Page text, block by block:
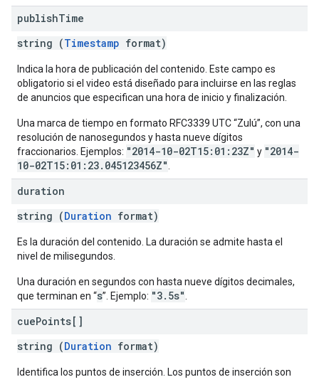
publishTime
string (Timestamp format)
Indica la hora de publicación del contenido. Este campo es
obligatorio si el video está diseñado para incluirse en las reglas
de anuncios que especifican una hora de inicio y finalización.
Una marca de tiempo en formato RFC3339 UTC “Zulú”, con una
resolución de nanosegundos y hasta nueve dígitos
fraccionarios. Ejemplos: "2014-10-02T15:01:23Z" y "2014-
10-02T15:01:23.045123456Z"
duration
string (Duration format)
Es la duración del contenido. La duración se admite hasta el
nivel de milisegundos.
Una duración en segundos con hasta nueve dígitos decimales,
que terminan en “s”. Ejemplo: "3.5s"
cuePoints[]
string (Duration format)
Identifica los puntos de inserción. Los puntos de inserción son